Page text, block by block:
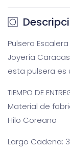
multimedia
Pulsera
Joyería
esta pulsera es
TIEMPO DE
Material de
Hilo Coreano
Largo Cadena: